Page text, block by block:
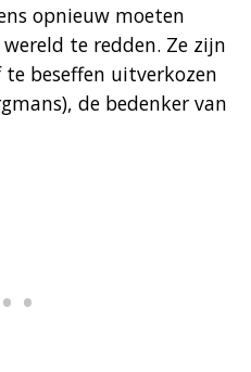
opnieuw moeten
te redden. Ze zijn
beseffen uitverkozen
de bedenker van